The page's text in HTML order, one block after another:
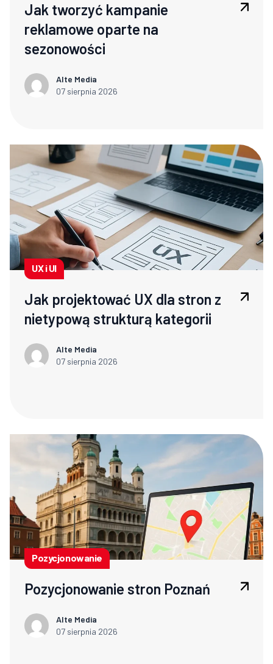
Jak tworzyć kampanie
reklamowe oparte na
sezonowości
Alte Media
07 sierpnia 2026
UX i UI
Jak projektować UX dla stron z
nietypową strukturą kategorii
Alte Media
07 sierpnia 2026
Pozycjonowanie
Pozycjonowanie stron Poznań
Alte Media
07 sierpnia 2026